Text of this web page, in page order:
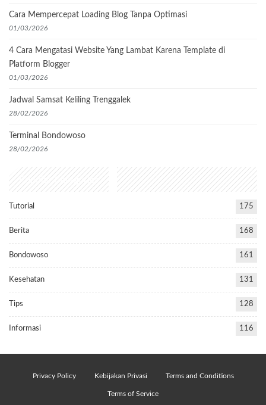
Cara Mempercepat Loading Blog Tanpa Optimasi
01/03/2026
4 Cara Mengatasi Website Yang Lambat Karena Template di
Platform Blogger
01/03/2026
Jadwal Samsat Keliling Trenggalek
28/02/2026
Terminal Bondowoso
28/02/2026
Popular Categories
Tutorial 175
Berita 168
Bondowoso 161
Kesehatan 131
Tips 128
Informasi 116
Privacy Policy Kebijakan Privasi Terms and Conditions
Terms of Service